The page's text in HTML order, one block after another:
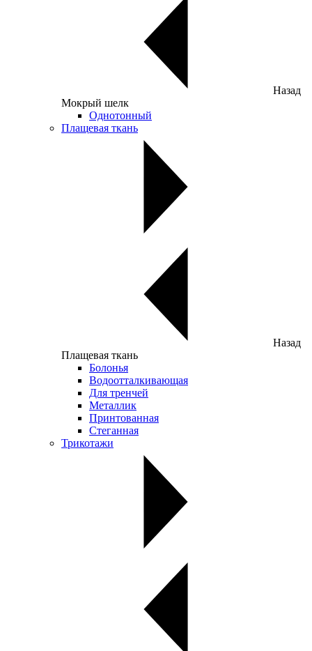
Назад
Мокрый шелк
Однотонный
Плащевая ткань
Назад
Плащевая ткань
Болонья
Водоотталкивающая
Для тренчей
Металлик
Принтованная
Стеганная
Трикотажи